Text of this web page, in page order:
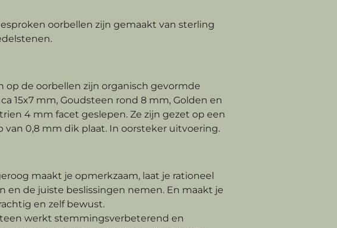
oorbellen zijn gemaakt van sterling
op de oorbellen zijn organisch gevormde
15x7 mm, Goudsteen rond 8 mm, Golden en
4 mm facet geslepen. Ze zijn gezet op een
van 0,8 mm dik plaat. In oorsteker uitvoering.
maakt je opmerkzaam, laat je rationeel
en de juiste beslissingen nemen. En maakt je
en zelf bewust.
werkt stemmingsverbeterend en